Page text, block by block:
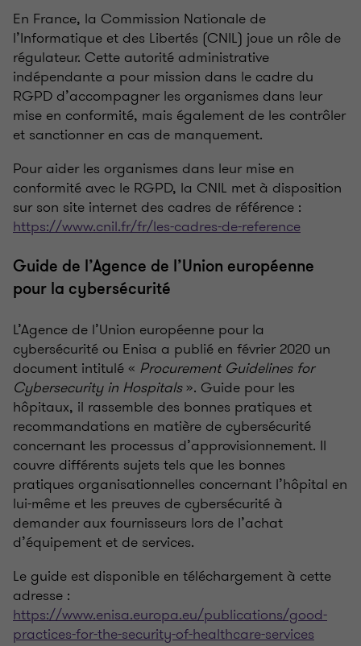
En France, la Commission Nationale de
l’Informatique et des Libertés (CNIL) joue un rôle de
régulateur. Cette autorité administrative
indépendante a pour mission dans le cadre du
RGPD d’accompagner les organismes dans leur
mise en conformité, mais également de les contrôler
et sanctionner en cas de manquement.
Pour aider les organismes dans leur mise en
conformité avec le RGPD, la CNIL met à disposition
sur son site internet des cadres de référence :
https://www.cnil.fr/fr/les-cadres-de-reference
Guide de l’Agence de l’Union européenne
pour la cybersécurité
L’Agence de l’Union européenne pour la
cybersécurité ou Enisa a publié en février 2020 un
document intitulé « Procurement Guidelines for
Cybersecurity in Hospitals». Guide pour les
hôpitaux, il rassemble des bonnes pratiques et
recommandations en matière de cybersécurité
concernant les processus d’approvisionnement. Il
couvre différents sujets tels que les bonnes
pratiques organisationnelles concernant l’hôpital en
lui-même et les preuves de cybersécurité à
demander aux fournisseurs lors de l’achat
d’équipement et de services.
Le guide est disponible en téléchargement à cette
adresse :
https://www.enisa.europa.eu/publications/good-
practices-for-the-security-of-healthcare-services